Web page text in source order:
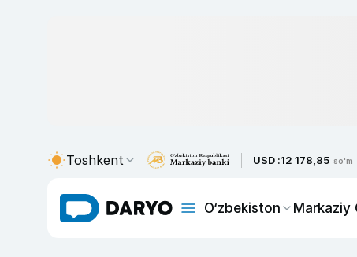
Toshkent USD :12 178,85 so'm
O‘zbekiston Markaziy